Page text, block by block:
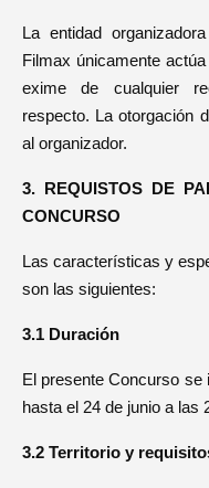
La entidad
Filmax únicamente
exime de cualquier
respecto. La otorgación
al organizador.
3. REQUISTOS DE
CONCURSO
Las características y
son las siguientes:
3.1 Duración
El presente Concurso se
hasta el 24 de junio a las
3.2 Territorio y